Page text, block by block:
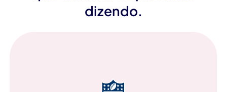
dizendo.